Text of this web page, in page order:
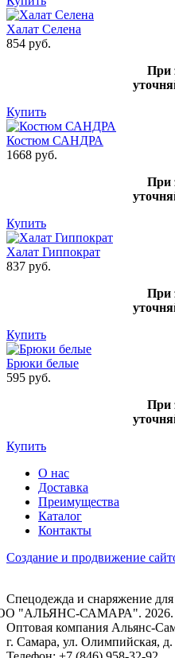
Халат Селена
854 руб.
При
Купить
Костюм САНДРА
1668 руб.
При
Купить
Халат Гиппократ
837 руб.
При
Купить
Брюки белые
595 руб.
При
Купить
О нас
Доставка
Преимущества
Каталог
Контакты
Создание и продвижение
Спецодежда и снаряжение
"АЛЬЯНС-САМАРА".
Оптовая компания Альянс-
г. Самара, ул. Олимпийская, д.